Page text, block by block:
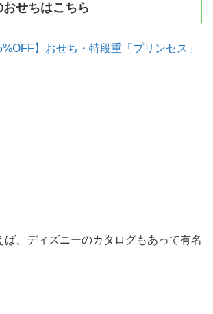
せちはこちら
】おせち・特段重「プリンセス」
ば、ディズニーのカタログもあって有名